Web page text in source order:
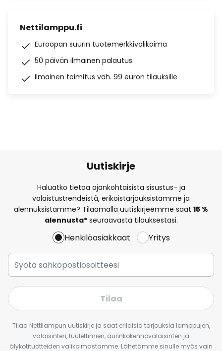
Nettilamppu.fi
Euroopan suurin tuotemerkkivalikoima
50 päivän ilmainen palautus
Ilmainen toimitus väh. 99 euron tilauksille
Uutiskirje
Haluatko tietoa ajankohtaisista sisustus- ja
valaistustrendeistä, erikoistarjouksistamme ja
alennuksistamme? Tilaamalla uutiskirjeemme saat 15 %
alennusta*seuraavasta tilauksestasi.
Henkilöasiakkaat Yritys
Tilaa
Tilaa Nettilampun uutiskirje ja saat erilaisia tarjouksia lamppujen,
valaisinten, tuulettimien, aurinkokennovalaisinten ja
älykotituotteiden valikoimastamme. Lähetämme sinulle myös vain